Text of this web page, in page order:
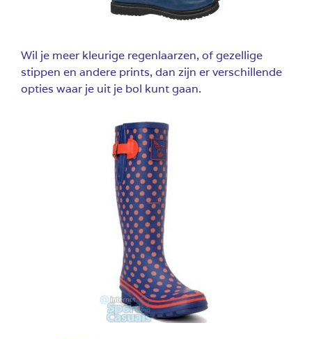
Wil je meer kleurige regenlaarzen, of gezellige
stippen en andere prints, dan zijn er verschillende
opties waar je uit je bol kunt gaan.